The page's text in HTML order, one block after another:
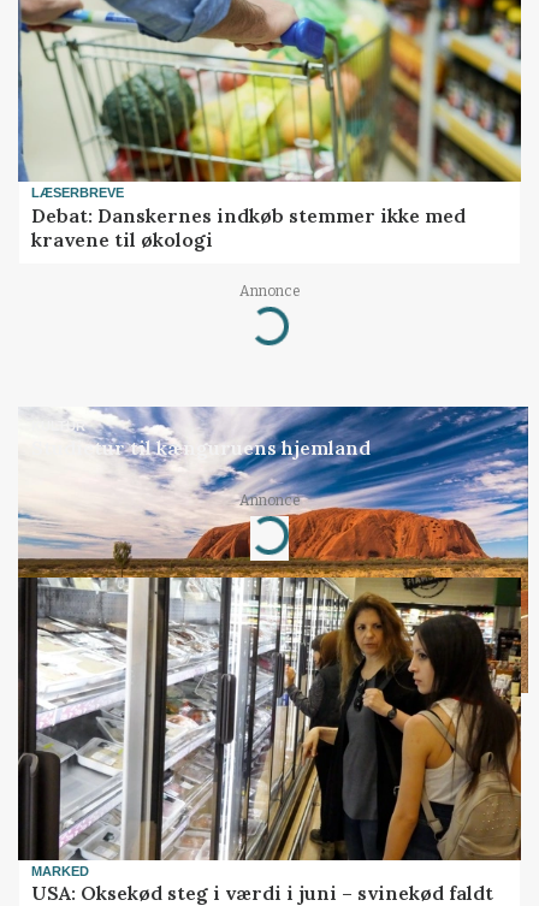
LÆSERBREVE
Debat: Danskernes indkøb stemmer ikke med
kravene til økologi
Annonce
Loading...
KULTUR
Studietur til kænguruens hjemland
Annonce
Loading...
MARKED
USA: Oksekød steg i værdi i juni – svinekød faldt